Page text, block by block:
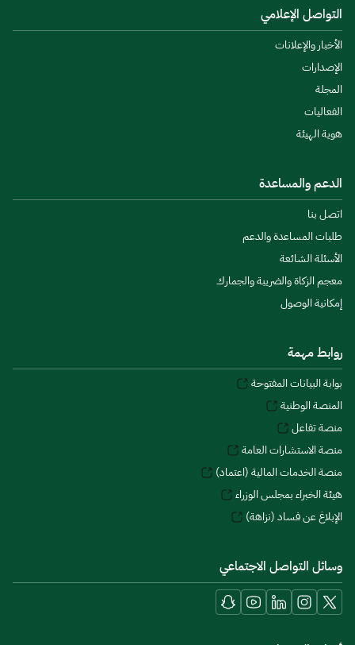
التواصل الإعلامي
الأخبار والإعلانات
الإصدارات
المجلة
الفعاليات
هوية الهيئة
الدعم والمساعدة
اتصل بنا
طلبات المساعدة والدعم
الأسئلة الشائعة
معجم الزكاة والضريبة والجمارك
إمكانية الوصول
روابط مهمة
بوابة البيانات المفتوحة
المنصة الوطنية
منصة تفاعل
منصة الاستشارات العامة
منصة الخدمات المالية (اعتماد)
هيئة الخبراء بمجلس الوزراء
الإبلاغ عن فساد (نزاهة)
وسائل التواصل الاجتماعي